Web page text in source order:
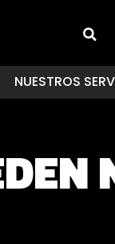
NUESTROS